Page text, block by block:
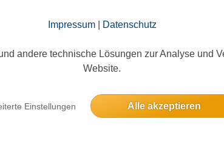
Impressum| Datenschutz
andere technische Lösungen zur Analyse und
Website.
Einstellungen Alle akzeptieren
Runde von Bissingen an der Teck